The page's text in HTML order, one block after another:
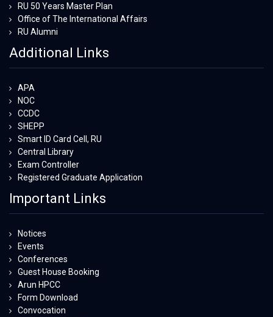
RU 50 Years Master Plan
Office of The International Affairs
RU Alumni
Additional Links
APA
NOC
CCDC
SHEPP
Smart ID Card Cell, RU
Central Library
Exam Controller
Registered Graduate Application
Important Links
Notices
Events
Conferences
Guest House Booking
Arun HPCC
Form Download
Convocation